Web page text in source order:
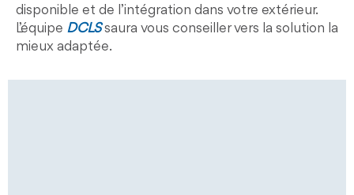
disponible et de l’intégration dans votre extérieur.
L’équipe DCLSsaura vous conseiller vers la solution la
mieux adaptée.